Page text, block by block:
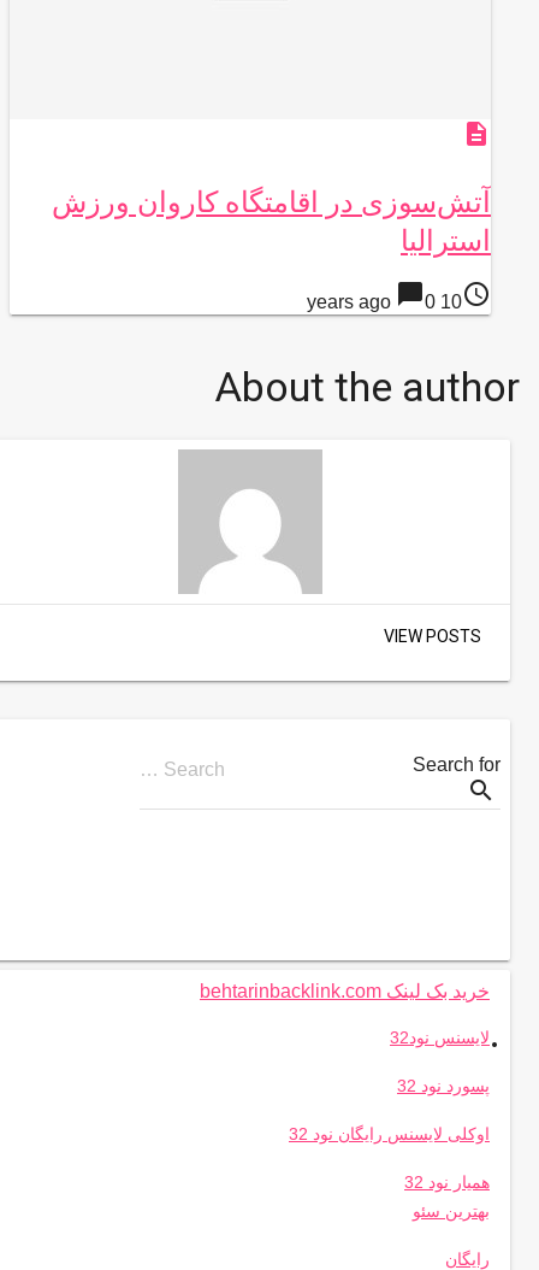
description
آتش‌سوزی در اقامتگاه کاروان ورزش
استرالیا
access_time
10 years ago
chat_bubble0
About the author
VIEW POSTS
Search for
Search …
search
.
خرید بک لینک behtarinbacklink.com
لایسنس نود32
پسورد نود 32
اوکلی لایسنس رایگان نود 32
همیار نود 32
بهترین سئو
رایگان